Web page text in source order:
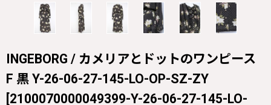
INGEBORG / カメリアとドットのワンピース
F 黒 Y-26-06-27-145-LO-OP-SZ-ZY
[2100070000049399-Y-26-06-27-145-LO-